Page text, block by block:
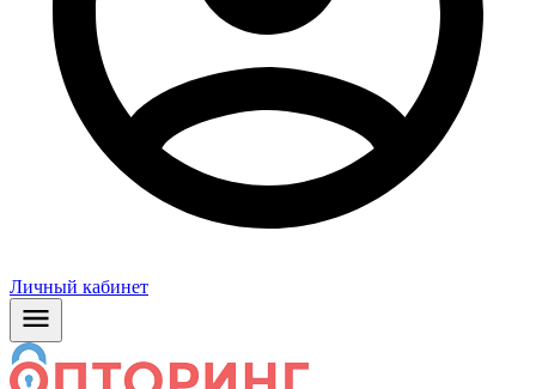
Личный кабинет